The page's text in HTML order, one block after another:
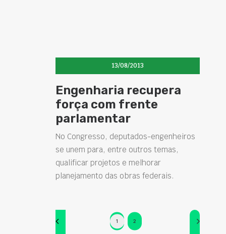
13/08/2013
Engenharia recupera
força com frente
parlamentar
No Congresso, deputados-engenheiros
se unem para, entre outros temas,
qualificar projetos e melhorar
planejamento das obras federais.
1 2